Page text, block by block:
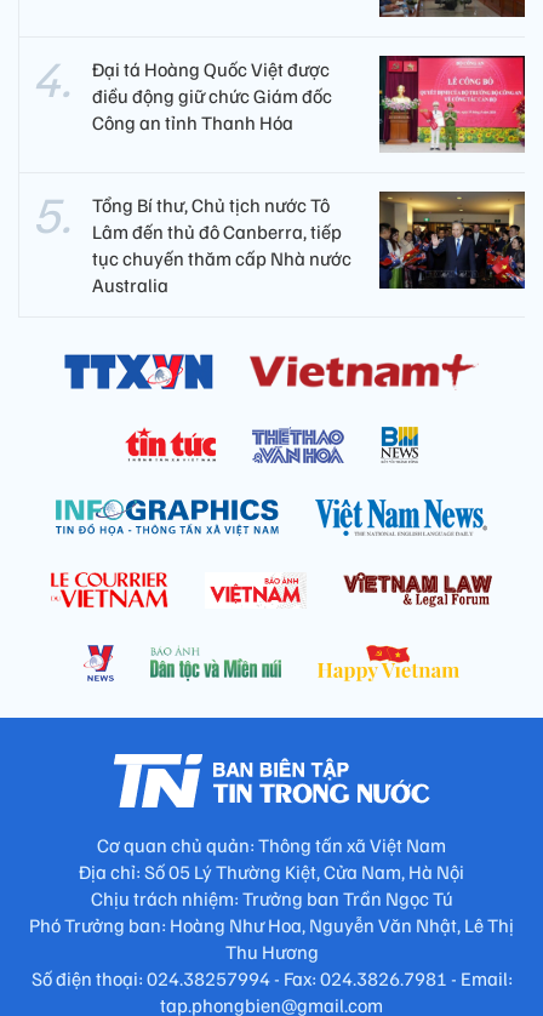
Đại tá Hoàng Quốc Việt được
điều động giữ chức Giám đốc
Công an tỉnh Thanh Hóa
Tổng Bí thư, Chủ tịch nước Tô
Lâm đến thủ đô Canberra, tiếp
tục chuyến thăm cấp Nhà nước
Australia
Cơ quan chủ quản: Thông tấn xã Việt Nam
Địa chỉ: Số 05 Lý Thường Kiệt, Cửa Nam, Hà Nội
Chịu trách nhiệm: Trưởng ban Trần Ngọc Tú
Phó Trưởng ban: Hoàng Như Hoa, Nguyễn Văn Nhật, Lê Thị
Thu Hương
Số điện thoại: 024.38257994 - Fax: 024.3826.7981 - Email:
tap.phongbien@gmail.com